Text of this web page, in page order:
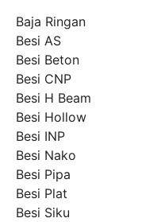
Baja Ringan
Besi AS
Besi Beton
Besi CNP
Besi H Beam
Besi Hollow
Besi INP
Besi Nako
Besi Pipa
Besi Plat
Besi Siku